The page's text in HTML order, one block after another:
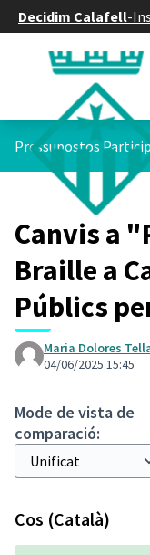
Decidim Calafell-
Pressupostos
Canvis a
Braille a
Públics
Maria Dolores
04/06/2025 15:45
Mode de vista de
comparació:
Cos (Català)